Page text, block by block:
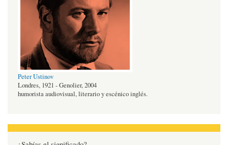
Peter Ustinov
Londres, 1921 - Genolier, 2004
humorista audiovisual, literario y escénico inglés.